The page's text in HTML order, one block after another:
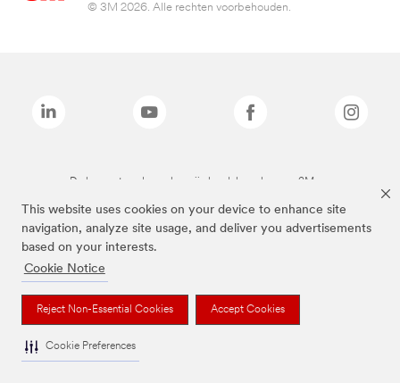
This website uses cookies on your device to enhance site
navigation, analyze site usage, and deliver you advertisements
based on your interests.
Cookie Notice
Reject Non-Essential Cookies Accept Cookies
Cookie Preferences
© 3M 2026. Alle rechten voorbehouden.
De bovenstaande merken zijn handelsmerken van 3M.we